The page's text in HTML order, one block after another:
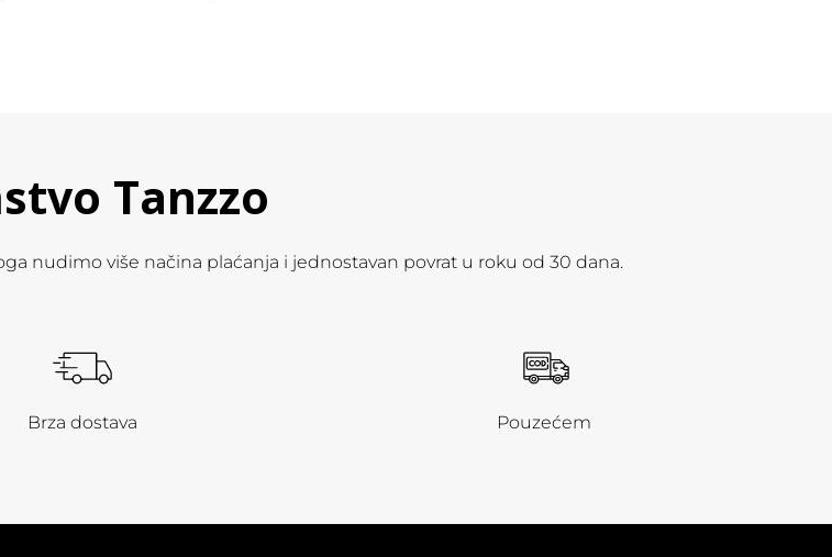
Tanzzo
nudimo više načina plaćanja i jednostavan povrat u roku od 30 dana.
Brza dostava Pouzećem